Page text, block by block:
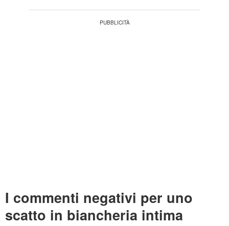
I commenti negativi per uno
scatto in biancheria intima